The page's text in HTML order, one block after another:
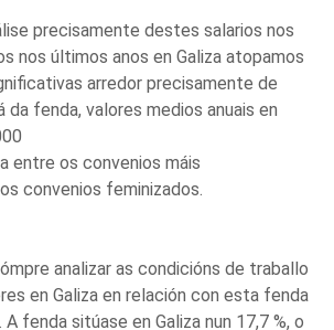
precisamente destes salarios nos
nos últimos anos en Galiza atopamos
arredor precisamente de
da fenda, valores medios anuais en
entre os convenios máis
convenios feminizados.
analizar as condicións de traballo
en Galiza en relación con esta fenda
fenda sitúase en Galiza nun 17,7 %, o